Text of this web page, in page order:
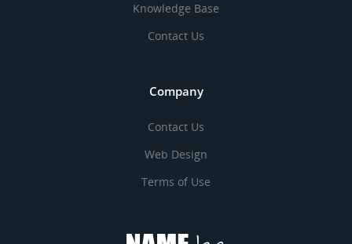
Knowledge Base
Contact Us
Company
Contact Us
Web Design
Terms of Use